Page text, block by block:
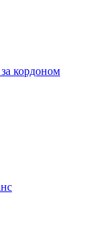
кордоном